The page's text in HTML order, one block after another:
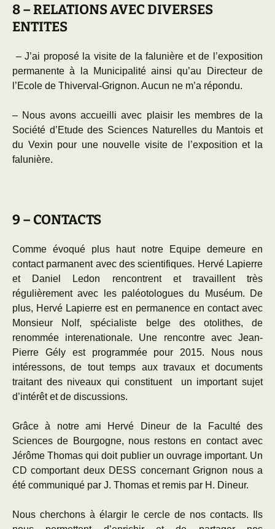
8 – RELATIONS AVEC DIVERSES
ENTITES
– J’ai proposé la visite de la falunière et de l’exposition
permanente à la Municipalité ainsi qu’au Directeur de
l’Ecole de Thiverval-Grignon. Aucun ne m’a répondu.
– Nous avons accueilli avec plaisir les membres de la
Société d’Etude des Sciences Naturelles du Mantois et
du Vexin pour une nouvelle visite de l’exposition et la
falunière.
9 – CONTACTS
Comme évoqué plus haut notre Equipe demeure en
contact parmanent avec des scientifiques. Hervé Lapierre
et Daniel Ledon rencontrent et travaillent très
régulièrement avec les paléotologues du Muséum. De
plus, Hervé Lapierre est en permanence en contact avec
Monsieur Nolf, spécialiste belge des otolithes, de
renommée interenationale. Une rencontre avec Jean-
Pierre Gély est programmée pour 2015. Nous nous
intéressons, de tout temps aux travaux et documents
traitant des niveaux qui constituent un important sujet
d’intérêt et de discussions.
Grâce à notre ami Hervé Dineur de la Faculté des
Sciences de Bourgogne, nous restons en contact avec
Jérôme Thomas qui doit publier un ouvrage important. Un
CD comportant deux DESS concernant Grignon nous a
été communiqué par J. Thomas et remis par H. Dineur.
Nous cherchons à élargir le cercle de nos contacts. Ils